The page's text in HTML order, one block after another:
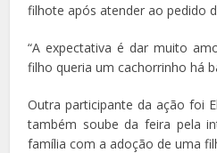
filhote após atender ao pedido
“A expectativa é dar muito
filho queria um cachorrinho há
Outra participante da ação foi
também soube da feira pela
família com a adoção de uma